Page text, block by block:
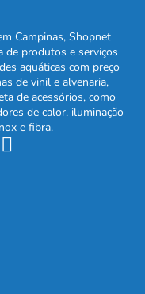
Campinas, Shopnet
de produtos e serviços
aquáticas com preço
de vinil e alvenaria,
de acessórios, como
de calor, iluminação
e fibra.